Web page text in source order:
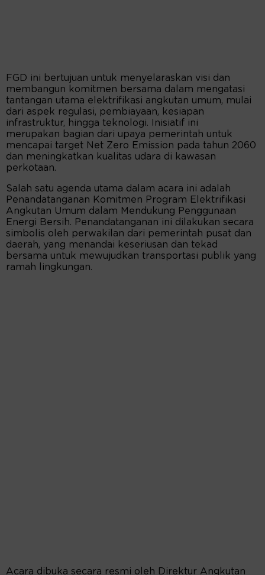
FGD ini bertujuan untuk menyelaraskan visi dan
membangun komitmen bersama dalam mengatasi
tantangan utama elektrifikasi angkutan umum, mulai
dari aspek regulasi, pembiayaan, kesiapan
infrastruktur, hingga teknologi. Inisiatif ini
merupakan bagian dari upaya pemerintah untuk
mencapai target Net Zero Emission pada tahun 2060
dan meningkatkan kualitas udara di kawasan
perkotaan.
Salah satu agenda utama dalam acara ini adalah
Penandatanganan Komitmen Program Elektrifikasi
Angkutan Umum dalam Mendukung Penggunaan
Energi Bersih. Penandatanganan ini dilakukan secara
simbolis oleh perwakilan dari pemerintah pusat dan
daerah, yang menandai keseriusan dan tekad
bersama untuk mewujudkan transportasi publik yang
ramah lingkungan.
Acara dibuka secara resmi oleh Direktur Angkutan